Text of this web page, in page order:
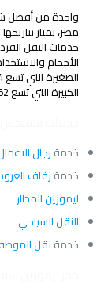
واحدة من أفضل
مصر، تمتاز
خدمات النقل
الأحجام
الكبيرة التي تسع 52 فردًا
خدمة رجال
خدمة زفاف
ليموزين المطار
النقل السياحي
خدمة نقل